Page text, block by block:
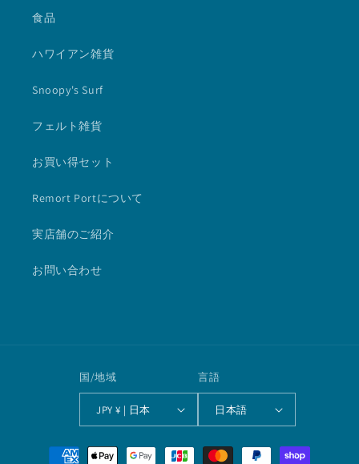
食品
ハワイアン雑貨
Snoopy's Surf
フェルト雑貨
お買い得セット
Remort Portについて
実店舗のご紹介
お問い合わせ
国/地域
JPY ¥ | 日本
言語
日本語